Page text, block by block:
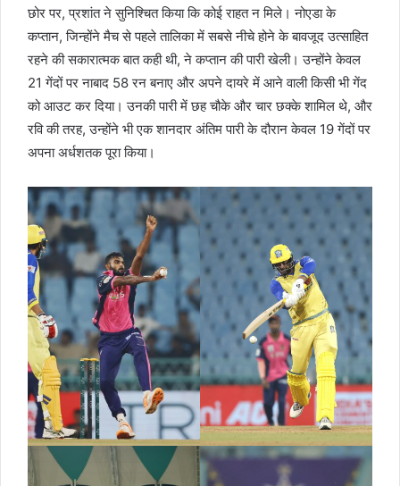
छोर पर, प्रशांत ने सुनिश्चित किया कि कोई राहत न मिले। नोएडा के
कप्तान, जिन्होंने मैच से पहले तालिका में सबसे नीचे होने के बावजूद उत्साहित
रहने की सकारात्मक बात कही थी, ने कप्तान की पारी खेली। उन्होंने केवल
21 गेंदों पर नाबाद 58 रन बनाए और अपने दायरे में आने वाली किसी भी गेंद
को आउट कर दिया। उनकी पारी में छह चौके और चार छक्के शामिल थे, और
रवि की तरह, उन्होंने भी एक शानदार अंतिम पारी के दौरान केवल 19 गेंदों पर
अपना अर्धशतक पूरा किया।